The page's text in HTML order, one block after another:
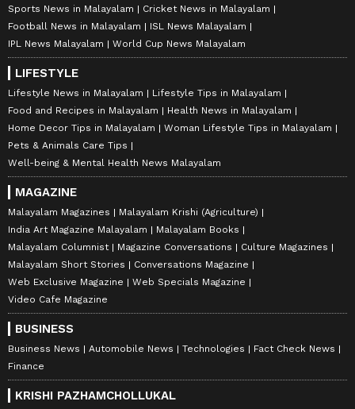
Sports News in Malayalam
Cricket News in Malayalam
Football News in Malayalam
ISL News Malayalam
IPL News Malayalam
World Cup News Malayalam
LIFESTYLE
Lifestyle News in Malayalam
Lifestyle Tips in Malayalam
Food and Recipes in Malayalam
Health News in Malayalam
Home Decor Tips in Malayalam
Woman Lifestyle Tips in Malayalam
Pets & Animals Care Tips
Well-being & Mental Health News Malayalam
MAGAZINE
Malayalam Magazines
Malayalam Krishi (Agriculture)
India Art Magazine Malayalam
Malayalam Books
Malayalam Columnist
Magazine Conversations
Culture Magazines
Malayalam Short Stories
Conversations Magazine
Web Exclusive Magazine
Web Specials Magazine
Video Cafe Magazine
BUSINESS
Business News Automobile News Technologies
Fact Check News
Finance
KRISHI PAZHAMCHOLLUKAL